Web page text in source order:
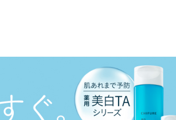
ったり
い。